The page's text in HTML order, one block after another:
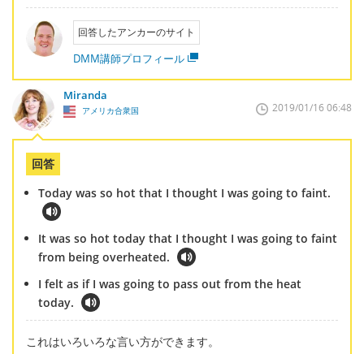
回答したアンカーのサイト
DMM講師プロフィール
Miranda
アメリカ合衆国 2019/01/16 06:48
回答
Today was so hot that I thought I was going to faint.
It was so hot today that I thought I was going to faint
from being overheated.
I felt as if I was going to pass out from the heat
today.
これはいろいろな言い方ができます。